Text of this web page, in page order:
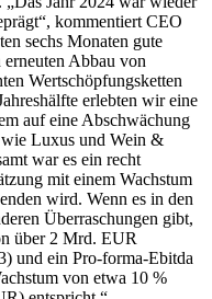
kommentiert CEO
sechs Monaten gute
Abbau von
Wertschöpfungsketten
erlebten wir eine
auf eine Abschwächung
wie Luxus und Wein &
war es ein recht
mit einem Wachstum
wird. Wenn es in den
Überraschungen gibt,
über 2 Mrd. EUR
und ein Pro-forma-Ebitda
von etwa 10 %